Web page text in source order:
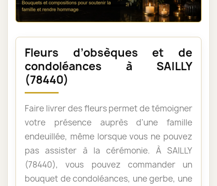
Fleurs d’obsèques et de
condoléances à SAILLY
(78440)
Faire livrer des fleurs permet de témoigner
votre présence auprès d’une famille
endeuillée, même lorsque vous ne pouvez
pas assister à la cérémonie. À SAILLY
(78440), vous pouvez commander un
bouquet de condoléances, une gerbe, une